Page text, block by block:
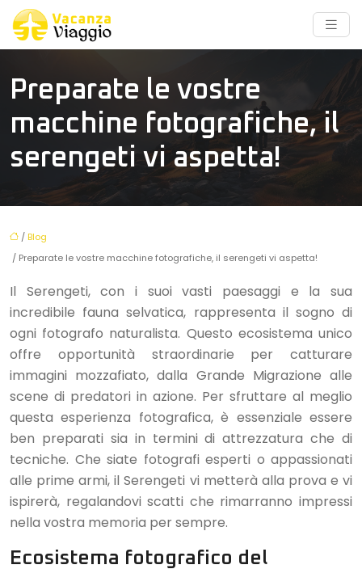
Preparate le vostre
macchine fotografiche, il
serengeti vi aspetta!
/ Blog
/ Preparate le vostre macchine fotografiche, il serengeti vi aspetta!
Il Serengeti, con i suoi vasti paesaggi e la sua
incredibile fauna selvatica, rappresenta il sogno di
ogni fotografo naturalista. Questo ecosistema unico
offre opportunità straordinarie per catturare
immagini mozzafiato, dalla Grande Migrazione alle
scene di predatori in azione. Per sfruttare al meglio
questa esperienza fotografica, è essenziale essere
ben preparati sia in termini di attrezzatura che di
tecniche. Che siate fotografi esperti o appassionati
alle prime armi, il Serengeti vi metterà alla prova e vi
ispirerà, regalandovi scatti che rimarranno impressi
nella vostra memoria per sempre.
Ecosistema fotografico del